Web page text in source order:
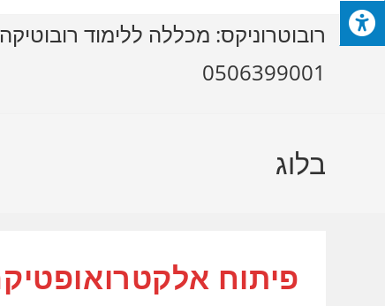
Skip
to
רובוטרוניקס: מכללה ללימוד
0506399001
בלוג
פיתוח